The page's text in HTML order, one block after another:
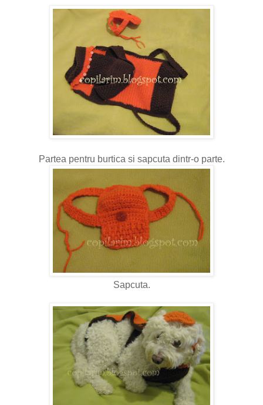
Partea pentru burtica si sapcuta dintr-o parte.
Sapcuta.